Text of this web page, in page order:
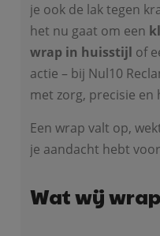
je ook de lak tegen
het nu gaat om een
wrap in huisstijl of
actie – bij Nul10
met zorg, precisie
Een wrap valt op,
je aandacht hebt
Wat wij